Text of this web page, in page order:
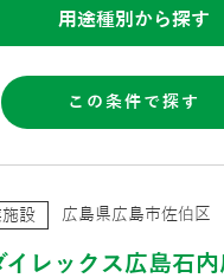
用途種別から探す
設 広島県広島市佐伯区
イレックス広島石